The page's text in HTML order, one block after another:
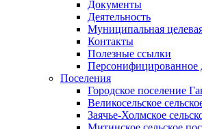
Документы
Деятельность
Муниципальная
Контакты
Полезные ссылки
Персонифицированное
Поселения
Городское поселение
Великосельское
Заячье-Холмское